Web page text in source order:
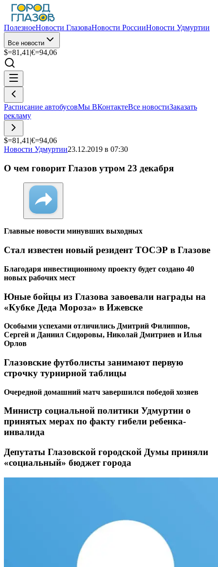
ПолезноеНовости ГлазоваНовости РоссииНовости Удмуртии
Все новости
$=81,41 |€=94,06
Расписание автобусовМы ВКонтактеВсе новостиЗаказать
рекламу
$=81,41 |€=94,06
Новости Удмуртии23.12.2019 в 07:30
О чем говорит Глазов утром 23 декабря
Главные новости минувших выходных
Стал известен новый резидент ТОСЭР в Глазове
Благодаря инвестиционному проекту будет создано 40
новых рабочих мест
Юные бойцы из Глазова завоевали награды на
«Кубке Деда Мороза» в Ижевске
Особыми успехами отличились Дмитрий Филиппов,
Сергей и Даниил Сидоровы, Николай Дмитриев и Илья
Орлов
Глазовские футболисты занимают первую
строчку турнирной таблицы
Очередной домашний матч завершился победой хозяев
Министр социальной политики Удмуртии о
принятых мерах по факту гибели ребенка-
инвалида
Депутаты Глазовской городской Думы приняли
«социальный» бюджет города